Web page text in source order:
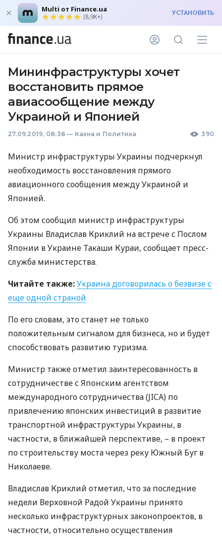
Multi от Finance.ua
(8,9K+) УСТАНОВИТЬ
Мининфраструктуры хочет
восстановить прямое
авиасообщение между
Украиной и Японией
27.09.2019, 08:38 — Казна и Политика 390
Министр инфраструктуры Украины подчеркнул
необходимость восстановления прямого
авиационного сообщения между Украиной и
Японией.
Об этом сообщил министр инфраструктуры
Украины Владислав Криклий на встрече с Послом
Японии в Украине Такаши Кураи, сообщает пресс-
служба министерства.
Читайте также:Украина договорилась о безвизе с
еще одной страной
По его словам, это станет не только
положительным сигналом для бизнеса, но и будет
способствовать развитию туризма.
Министр также отметил заинтересованность в
сотрудничестве с Японским агентством
международного сотрудничества (JICA) по
привлечению японских инвестиций в развитие
транспортной инфраструктуры Украины, в
частности, в ближайшей перспективе, – в проект
по строительству моста через реку Южный Буг в
Николаеве.
Владислав Криклий отметил, что за последние
недели Верховной Радой Украины принято
несколько инфраструктурных законопроектов, в
частности, относительно осуществления